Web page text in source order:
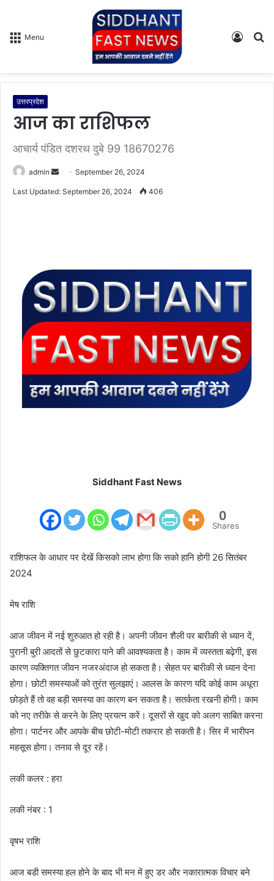
Menu
Log
उत्तरप्रदेश
आज का राशिफल
आचार्य पंडित दशरथ दुबे 99 18670276
admin September 26, 2024
Last Updated: September 26, 2024 406
Siddhant Fast News
0
Shares
राशिफल के आधार पर देखें किसको लाभ होगा कि सको हानि होगी 26 सितंबर
2024
मेष राशि
आज जीवन में नई शुरुआत हो रही है। अपनी जीवन शैली पर बारीकी से ध्यान दें,
पुरानी बुरी आदतों से छुटकारा पाने की आवश्यकता है। काम में व्यस्तता बढ़ेगी, इस
कारण व्यक्तिगत जीवन नजरअंदाज हो सकता है। सेहत पर बारीकी से ध्यान देना
होगा। छोटी समस्याओं को तुरंत सुलझाएं। आलस के कारण यदि कोई काम अधूरा
छोड़ते हैं तो वह बड़ी समस्या का कारण बन सकता है। सतर्कता रखनी होगी। काम
को नए तरीके से करने के लिए प्रयत्न करें। दूसरों से खुद को अलग साबित करना
होगा। पार्टनर और आपके बीच छोटी-मोटी तकरार हो सकती है। सिर में भारीपन
महसूस होगा। तनाव से दूर रहें।
लकी कलर : हरा
लकी नंबर : 1
वृषभ राशि
आज बडी समस्या हल होने के बाद भी मन में हुए डर और नकारात्मक विचार बने